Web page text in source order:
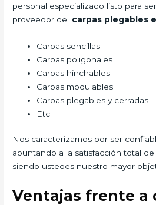
personal especializado listo para
proveedor de carpas plegables
Carpas sencillas
Carpas poligonales
Carpas hinchables
Carpas modulables
Carpas plegables y cerradas
Etc.
Nos caracterizamos por ser
apuntando a la satisfacción total
siendo ustedes nuestro mayor
Ventajas frente a